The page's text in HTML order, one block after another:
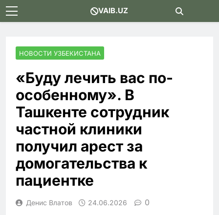
Skip
to
VAIB.UZ
НОВОСТИ УЗБЕКИСТАНА
«Буду лечить вас по-
особенному». В
Ташкенте сотрудник
частной клиники
получил арест за
домогательства к
пациентке
Денис Влатов 24.06.2026 0